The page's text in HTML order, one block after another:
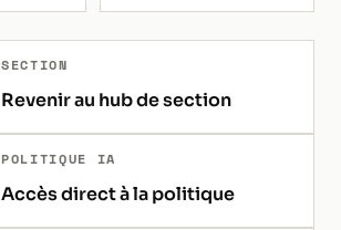
SECTION
Revenir au hub de section
POLITIQUE IA
Accès direct à la politique